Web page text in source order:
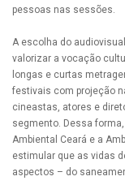
pessoas nas sessões.
A escolha do
valorizar a vocação
longas e curtas
festivais com projeção
cineastas, atores e
segmento. Dessa
Ambiental Ceará e a
estimular que as vidas
aspectos – do